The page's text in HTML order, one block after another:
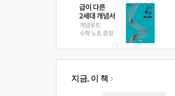
지금, 이 책